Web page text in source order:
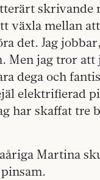
skrivande
växla mellan
det. Jag
Men jag tror
dega och
elektrifierad
har skaffat tre
Martina